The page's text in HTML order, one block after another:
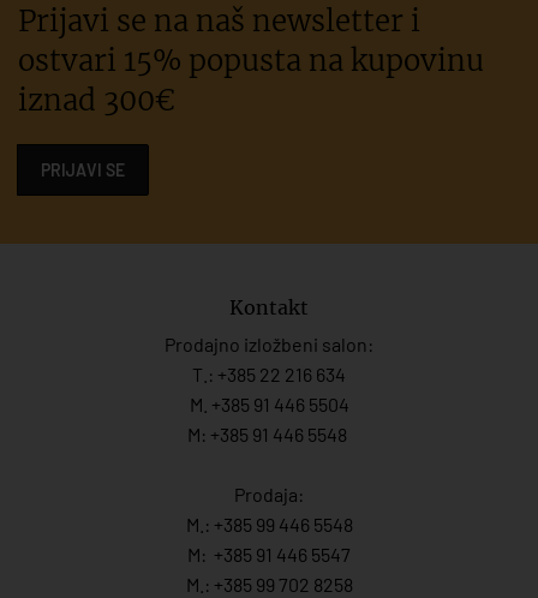
Prijavi se na naš newsletter i
ostvari 15% popusta na kupovinu
iznad 300€
PRIJAVI SE
Kontakt
Prodajno izložbeni salon:
T.: +385 22 216 634
M. +385 91 446 5504
M: +385 91 446 5548
Prodaja:
M.: +385 99 446 5548
M: +385 91 446 5547
M.: +385 99 702 8258